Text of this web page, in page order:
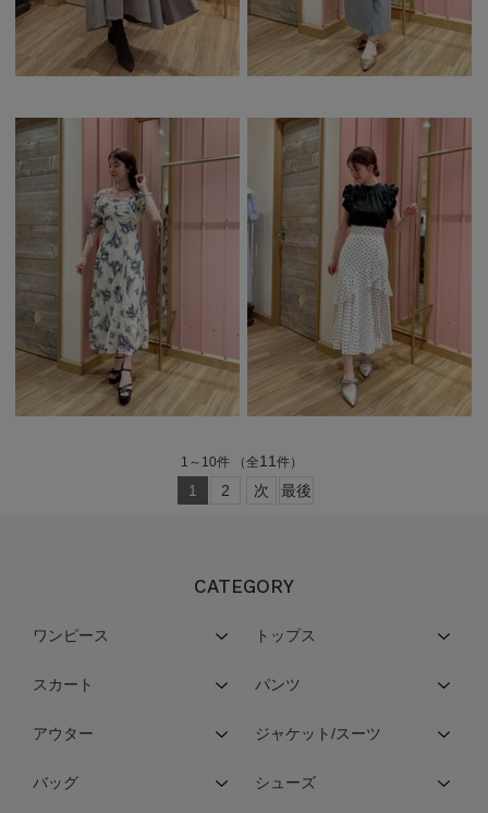
1 ～ 10件 （全11件）
1 2 次 最後
CATEGORY
ワンピース トップス
スカート パンツ
アウター ジャケット/スーツ
バッグ シューズ